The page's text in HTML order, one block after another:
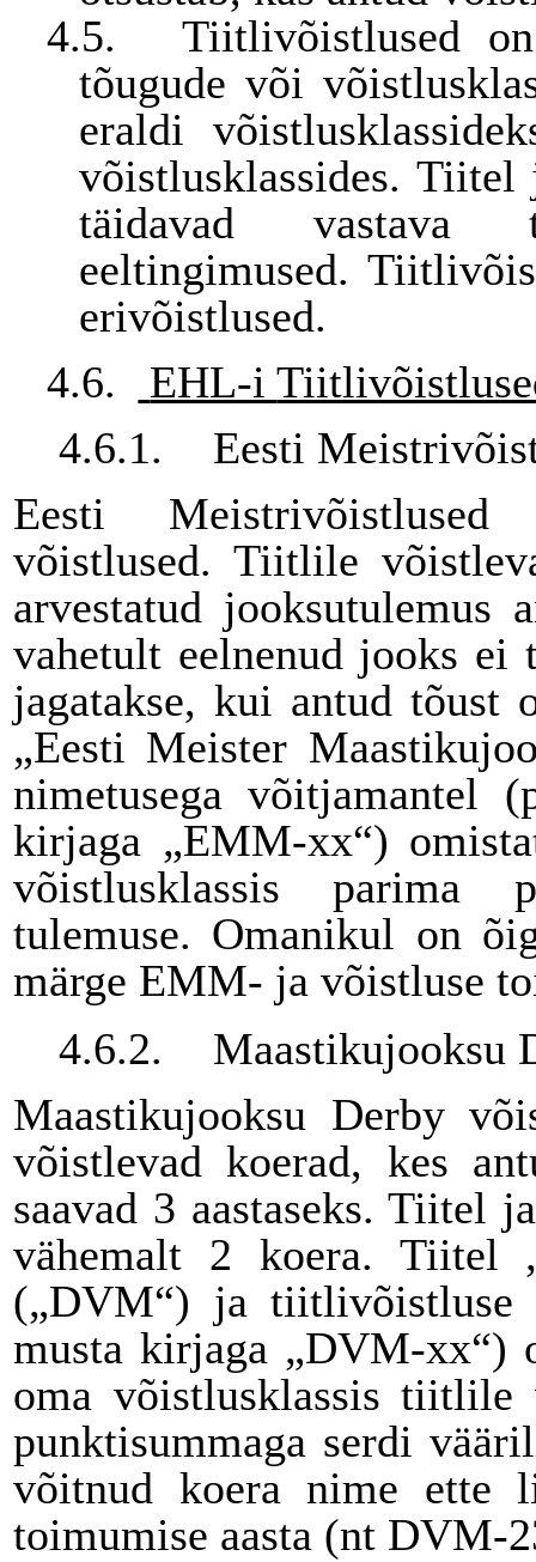
4.5.
Tiitlivõistlused
tõugude või
eraldi
võistlusklassides. Tiitel
täidavad vastava
eeltingimused.
erivõistlused.
4.6.
EHL-i
4.6.1.
Eesti
Eesti
võistlused. Tiitlile
arvestatud jooksutulemus
vahetult eelnenud jooks
jagatakse, kui antud tõust
„Eesti Meister
nimetusega võitjamantel
kirjaga „EMM-xx“)
võistlusklassis parima
tulemuse. Omanikul on
märge EMM- ja võistluse
4.6.2.
Maastikujooksu
Maastikujooksu Derby
võistlevad koerad, kes
saavad 3 aastaseks. Tiitel
vähemalt 2 koera. Tiitel
(„DVM“) ja tiitlivõistluse
musta kirjaga „DVM-xx“)
oma võistlusklassis tiitlile
punktisummaga serdi
võitnud koera nime ette
toimumise aasta (nt DVM-